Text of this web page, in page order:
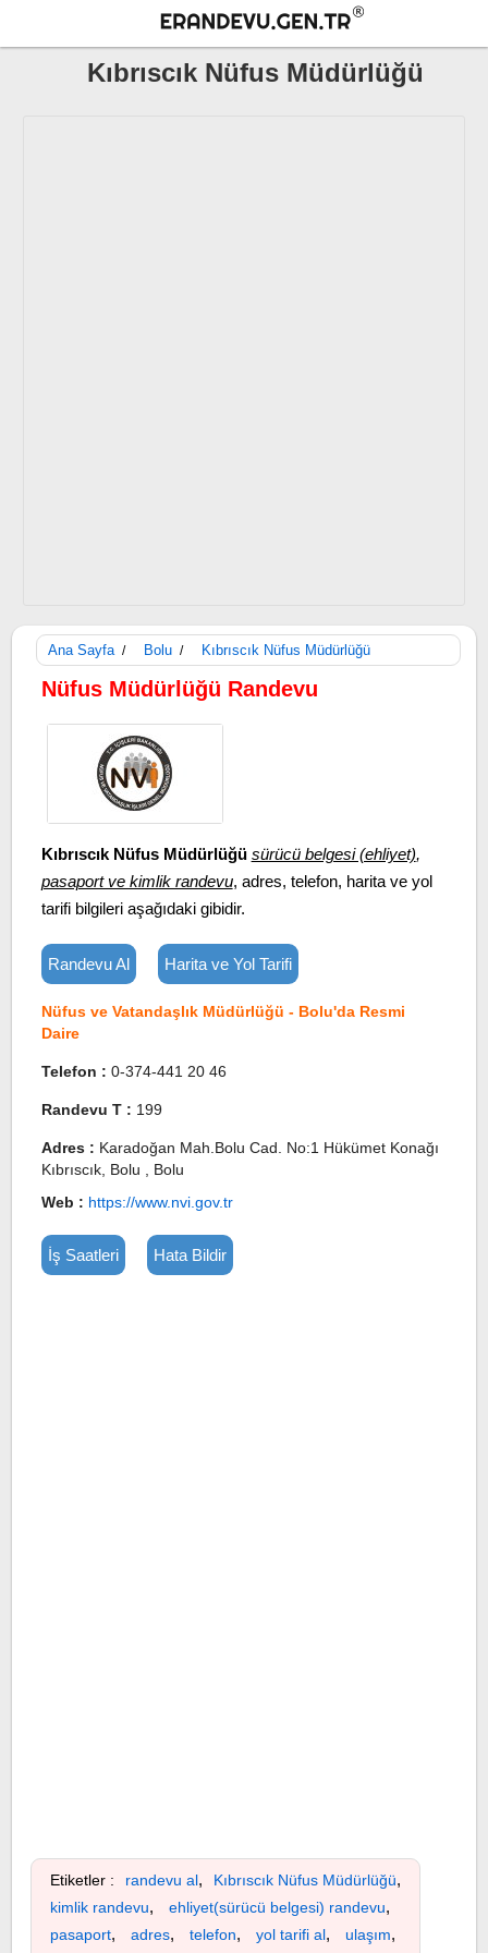
Kıbrıscık Nüfus Müdürlüğü
Ana Sayfa / Bolu / Kıbrıscık Nüfus Müdürlüğü
Nüfus Müdürlüğü Randevu
Kıbrıscık Nüfus Müdürlüğü sürücü belgesi (ehliyet),
pasaport ve kimlik randevu, adres, telefon, harita ve yol
tarifi bilgileri aşağıdaki gibidir.
Randevu Al Harita ve Yol Tarifi
Nüfus ve Vatandaşlık Müdürlüğü - Bolu'da Resmi
Daire
Telefon : 0-374-441 20 46
Randevu T : 199
Adres : Karadoğan Mah.Bolu Cad. No:1 Hükümet Konağı
Kıbrıscık, Bolu , Bolu
Web : https://www.nvi.gov.tr
İş Saatleri Hata Bildir
Etiketler : randevu al, Kıbrıscık Nüfus Müdürlüğü,
kimlik randevu, ehliyet(sürücü belgesi) randevu,
pasaport, adres, telefon, yol tarifi al, ulaşım,